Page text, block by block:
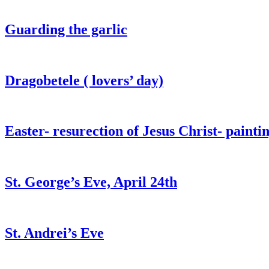
Guarding the garlic
Dragobetele ( lovers’ day)
Easter- resurection of Jesus Christ-
St. George’s Eve, April 24th
St. Andrei’s Eve